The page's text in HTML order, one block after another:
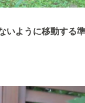
ように移動する準